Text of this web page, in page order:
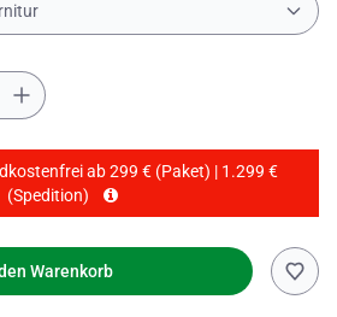
ab 299 € (Paket) | 1.299 €
(Spedition)
Warenkorb